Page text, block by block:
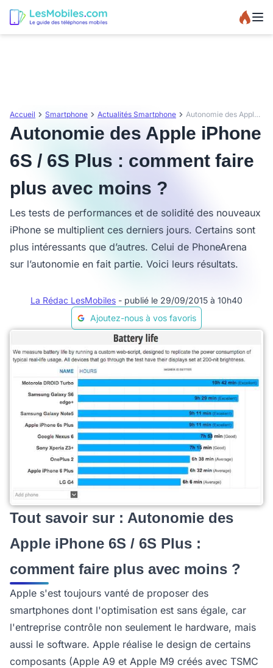
Accueil Smartphone Actualités Smartphone Autonomie des Apple iPhone 6S / 6S Plus : comment faire plus avec moins ?
Autonomie des Apple iPhone
6S / 6S Plus : comment faire
plus avec moins ?
Les tests de performances et de solidité des nouveaux
iPhone se multiplient ces derniers jours. Certains sont
plus intéressants que d’autres. Celui de PhoneArena
sur l’autonomie en fait partie. Voici leurs résultats.
La Rédac LesMobiles - publié le 29/09/2015 à 10h40
Ajoutez-nous à vos favoris
Tout savoir sur : Autonomie des
Apple iPhone 6S / 6S Plus :
comment faire plus avec moins ?
Apple s'est toujours vanté de proposer des
smartphones dont l'optimisation est sans égale, car
l'entreprise contrôle non seulement le hardware, mais
aussi le software. Apple réalise le design de certains
composants (Apple A9 et Apple M9 créés avec TSMC